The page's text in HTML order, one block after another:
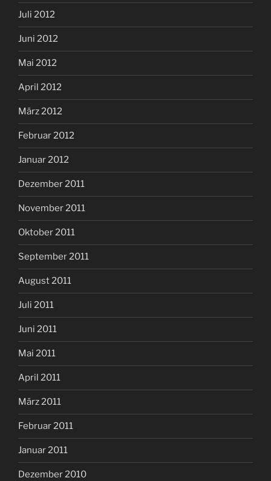
Juli 2012
Juni 2012
Mai 2012
April 2012
März 2012
Februar 2012
Januar 2012
Dezember 2011
November 2011
Oktober 2011
September 2011
August 2011
Juli 2011
Juni 2011
Mai 2011
April 2011
März 2011
Februar 2011
Januar 2011
Dezember 2010